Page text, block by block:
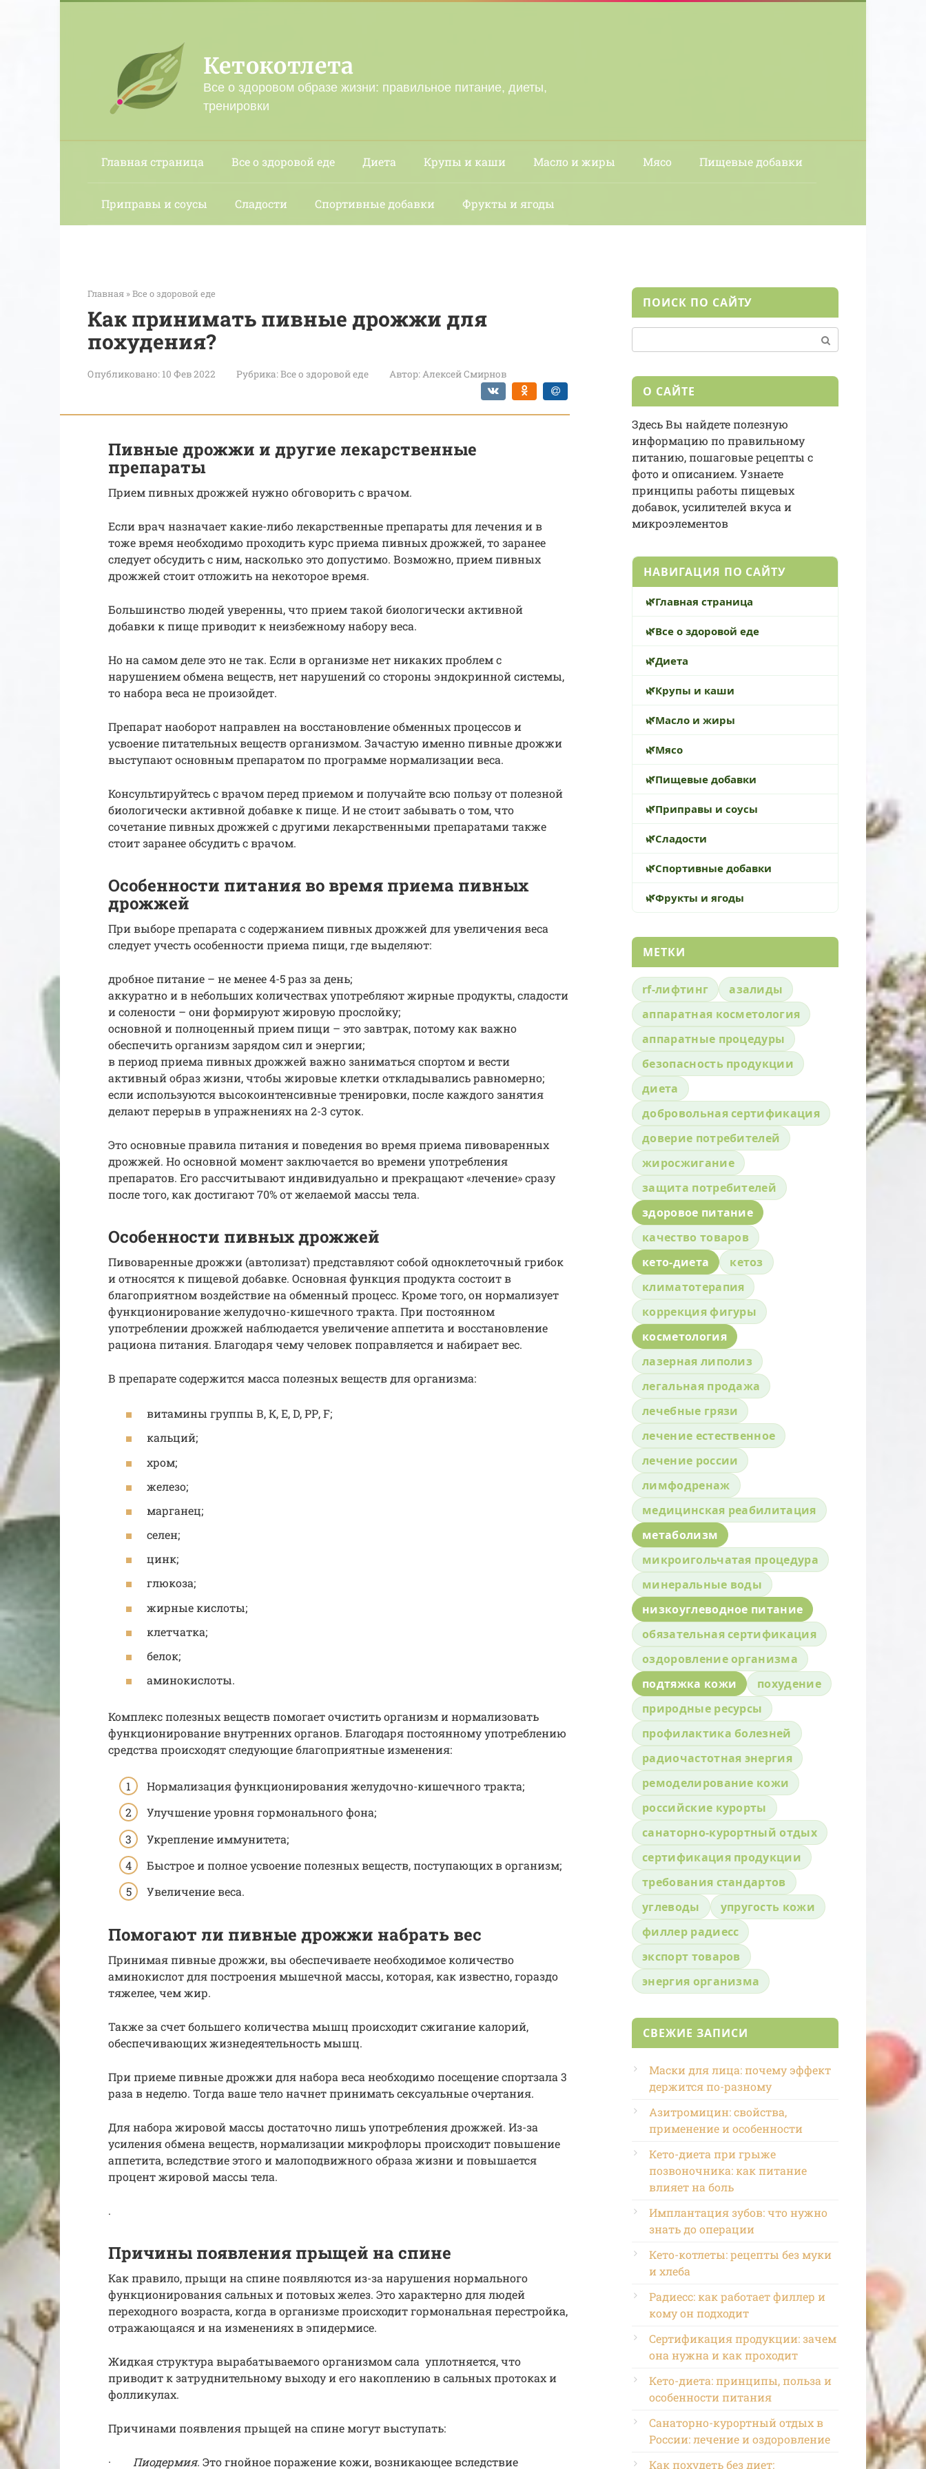
Кетокотлета
Все о здоровом образе жизни: правильное питание, диеты,
тренировки
Главная страница Все о здоровой еде Диета Крупы и каши Масло и жиры Мясо Пищевые добавки
Приправы и соусы Сладости Спортивные добавки Фрукты и ягоды
Главная »Все о здоровой еде
Как принимать пивные дрожжи для
похудения?
Опубликовано: 10 Фев 2022 Рубрика:Все о здоровой еде Автор:Алексей Смирнов
Пивные дрожжи и другие лекарственные
препараты
Прием пивных дрожжей нужно обговорить с врачом.
Если врач назначает какие-либо лекарственные препараты для лечения и в
тоже время необходимо проходить курс приема пивных дрожжей, то заранее
следует обсудить с ним, насколько это допустимо. Возможно, прием пивных
дрожжей стоит отложить на некоторое время.
Большинство людей уверенны, что прием такой биологически активной
добавки к пище приводит к неизбежному набору веса.
Но на самом деле это не так. Если в организме нет никаких проблем с
нарушением обмена веществ, нет нарушений со стороны эндокринной системы,
то набора веса не произойдет.
Препарат наоборот направлен на восстановление обменных процессов и
усвоение питательных веществ организмом. Зачастую именно пивные дрожжи
выступают основным препаратом по программе нормализации веса.
Консультируйтесь с врачом перед приемом и получайте всю пользу от полезной
биологически активной добавке к пище. И не стоит забывать о том, что
сочетание пивных дрожжей с другими лекарственными препаратами также
стоит заранее обсудить с врачом.
Особенности питания во время приема пивных
дрожжей
При выборе препарата с содержанием пивных дрожжей для увеличения веса
следует учесть особенности приема пищи, где выделяют:
дробное питание – не менее 4-5 раз за день;
аккуратно и в небольших количествах употребляют жирные продукты, сладости
и солености – они формируют жировую прослойку;
основной и полноценный прием пищи – это завтрак, потому как важно
обеспечить организм зарядом сил и энергии;
в период приема пивных дрожжей важно заниматься спортом и вести
активный образ жизни, чтобы жировые клетки откладывались равномерно;
если используются высокоинтенсивные тренировки, после каждого занятия
делают перерыв в упражнениях на 2-3 суток.
Это основные правила питания и поведения во время приема пивоваренных
дрожжей. Но основной момент заключается во времени употребления
препаратов. Его рассчитывают индивидуально и прекращают «лечение» сразу
после того, как достигают 70% от желаемой массы тела.
Особенности пивных дрожжей
Пивоваренные дрожжи (автолизат) представляют собой одноклеточный грибок
и относятся к пищевой добавке. Основная функция продукта состоит в
благоприятном воздействие на обменный процесс. Кроме того, он нормализует
функционирование желудочно-кишечного тракта. При постоянном
употреблении дрожжей наблюдается увеличение аппетита и восстановление
рациона питания. Благодаря чему человек поправляется и набирает вес.
В препарате содержится масса полезных веществ для организма:
витамины группы В, К, Е, D, РР, F;
кальций;
хром;
железо;
марганец;
селен;
цинк;
глюкоза;
жирные кислоты;
клетчатка;
белок;
аминокислоты.
Комплекс полезных веществ помогает очистить организм и нормализовать
функционирование внутренних органов. Благодаря постоянному употреблению
средства происходят следующие благоприятные изменения:
Нормализация функционирования желудочно-кишечного тракта;
Улучшение уровня гормонального фона;
Укрепление иммунитета;
Быстрое и полное усвоение полезных веществ, поступающих в организм;
Увеличение веса.
Помогают ли пивные дрожжи набрать вес
Принимая пивные дрожжи, вы обеспечиваете необходимое количество
аминокислот для построения мышечной массы, которая, как известно, гораздо
тяжелее, чем жир.
Также за счет большего количества мышц происходит сжигание калорий,
обеспечивающих жизнедеятельность мышц.
При приеме пивные дрожжи для набора веса необходимо посещение спортзала 3
раза в неделю. Тогда ваше тело начнет принимать сексуальные очертания.
Для набора жировой массы достаточно лишь употребления дрожжей. Из-за
усиления обмена веществ, нормализации микрофлоры происходит повышение
аппетита, вследствие этого и малоподвижного образа жизни и повышается
процент жировой массы тела.
.
Причины появления прыщей на спине
Как правило, прыщи на спине появляются из-за нарушения нормального
функционирования сальных и потовых желез. Это характерно для людей
переходного возраста, когда в организме происходит гормональная перестройка,
отражающаяся и на изменениях в эпидермисе.
Жидкая структура вырабатываемого организмом сала уплотняется, что
приводит к затруднительному выходу и его накоплению в сальных протоках и
фолликулах.
Причинами появления прыщей на спине могут выступать:
· Пиодермия. Это гнойное поражение кожи, возникающее вследствие
ПОИСК ПО САЙТУ
О САЙТЕ
Здесь Вы найдете полезную
информацию по правильному
питанию, пошаговые рецепты с
фото и описанием. Узнаете
принципы работы пищевых
добавок, усилителей вкуса и
микроэлементов
НАВИГАЦИЯ ПО САЙТУ
Главная страница
Все о здоровой еде
Диета
Крупы и каши
Масло и жиры
Мясо
Пищевые добавки
Приправы и соусы
Сладости
Спортивные добавки
Фрукты и ягоды
МЕТКИ
rf-лифтинг
азалиды
аппаратная косметология
аппаратные процедуры
безопасность продукции
диета
добровольная сертификация
доверие потребителей
жиросжигание
защита потребителей
здоровое питание
качество товаров
кето-диета
кетоз
климатотерапия
коррекция фигуры
косметология
лазерная липолиз
легальная продажа
лечебные грязи
лечение естественное
лечение россии
лимфодренаж
медицинская реабилитация
метаболизм
микроигольчатая процедура
минеральные воды
низкоуглеводное питание
обязательная сертификация
оздоровление организма
подтяжка кожи
похудение
природные ресурсы
профилактика болезней
радиочастотная энергия
ремоделирование кожи
российские курорты
санаторно-курортный отдых
сертификация продукции
требования стандартов
углеводы
упругость кожи
филлер радиесс
экспорт товаров
энергия организма
СВЕЖИЕ ЗАПИСИ
Маски для лица: почему эффект
держится по-разному
Азитромицин: свойства,
применение и особенности
Кето-диета при грыже
позвоночника: как питание
влияет на боль
Имплантация зубов: что нужно
знать до операции
Кето-котлеты: рецепты без муки
и хлеба
Радиесс: как работает филлер и
кому он подходит
Сертификация продукции: зачем
она нужна и как проходит
Кето-диета: принципы, польза и
особенности питания
Санаторно-курортный отдых в
России: лечение и оздоровление
Как похудеть без диет: